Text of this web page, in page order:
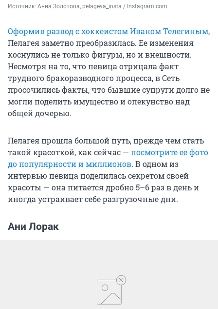
Источник: Анна Золотова, pelageya_insta / Instagram.com
Оформив развод с хоккеистом Иваном Телегиным,
Пелагея заметно преобразилась. Ее изменения
коснулись не только фигуры, но и внешности.
Несмотря на то, что певица отрицала факт
трудного бракоразводного процесса, в Сеть
просочились факты, что бывшие супруги долго не
могли поделить имущество и опекунство над
общей дочерью.
Пелагея прошла большой путь, прежде чем стать
такой красоткой, как сейчас — посмотрите ее фото
до популярности и миллионов. В одном из
интервью певица поделилась секретом своей
красоты — она питается дробно 5–6 раз в день и
иногда устраивает себе разгрузочные дни.
Ани Лорак